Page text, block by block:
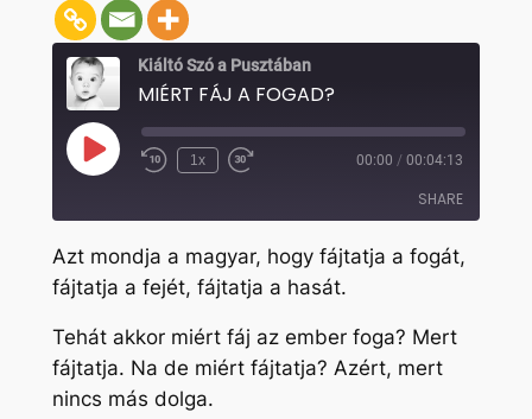
Kiáltó Szó a Pusztában
MIÉRT FÁJ A FOGAD?
Play
Episode Rewind
1x
Fast
seconds
00:00 / 00:04:13
SHARE
SHARE
EMBED
Azt mondja a magyar, hogy fájtatja a fogát,
fájtatja a fejét, fájtatja a hasát.
Tehát akkor miért fáj az ember foga? Mert
fájtatja. Na de miért fájtatja? Azért, mert
nincs más dolga.